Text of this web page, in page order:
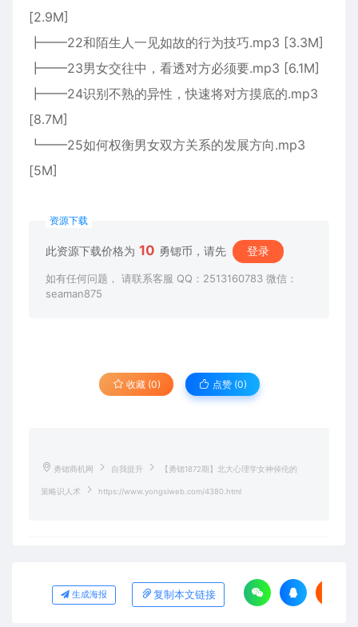
[2.9M]
┣━━22和陌生人一见如故的行为技巧.mp3 [3.3M]
┣━━23男女交往中，看透对方必须要.mp3 [6.1M]
┣━━24识别不熟的异性，快速将对方摸底的.mp3
[8.7M]
┗━━25如何权衡男女双方关系的发展方向.mp3
[5M]
资源下载
此资源下载价格为 10 勇锶币，请先 登录
如有任何问题， 请联系客服 QQ：2513160783 微信：
seaman875
收藏 (0) 点赞 (0)
勇锶商机网 自我提升 【勇锶1872期】北大心理学女神倬伦的
策略识人术 https://www.yongsiweb.com/4380.html
生成海报 复制本文链接